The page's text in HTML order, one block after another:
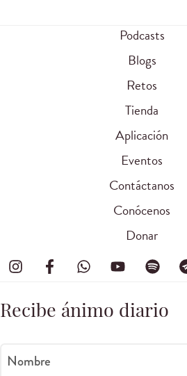
Podcasts
Blogs
Retos
Tienda
Aplicación
Eventos
Contáctanos
Conócenos
Donar
Recibe ánimo diario
Nombre